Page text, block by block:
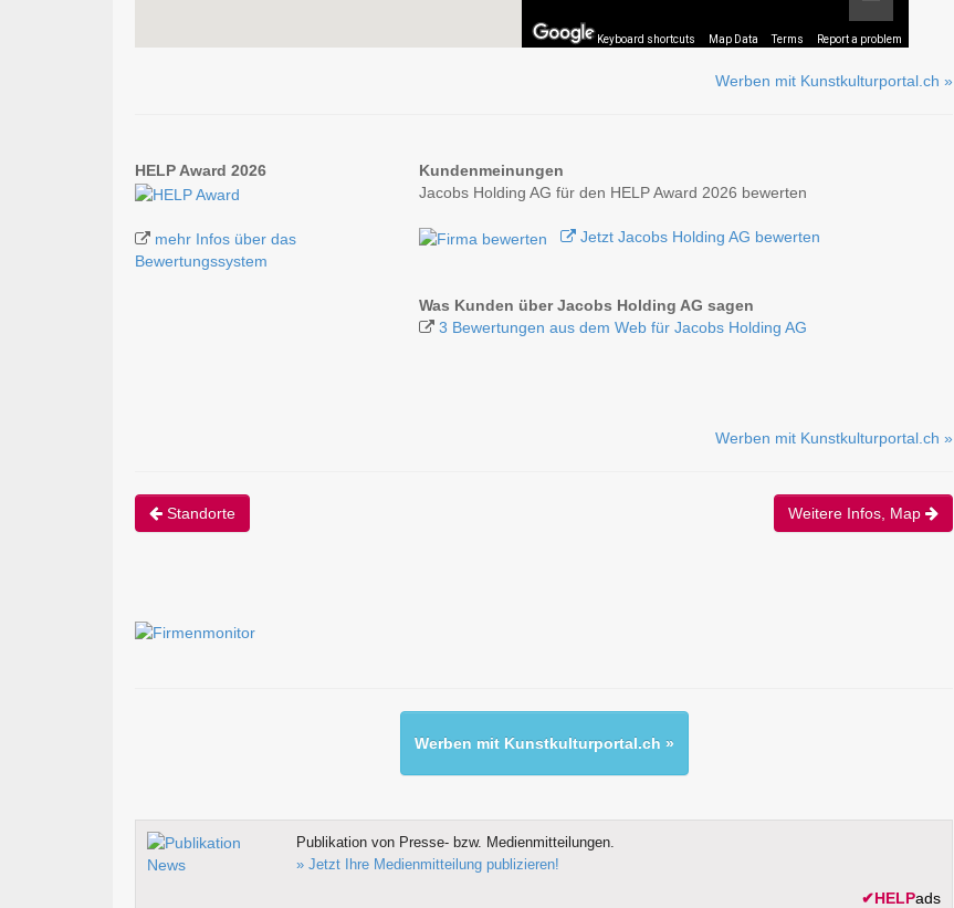
Keyboard shortcuts Map Data Terms Report a problem
Werben mit Kunstkulturportal.ch »
HELP Award 2026
mehr Infos über das
Bewertungssystem
Kundenmeinungen
Jacobs Holding AG für den HELP Award 2026 bewerten
Jetzt Jacobs Holding AG bewerten
Was Kunden über Jacobs Holding AG sagen
3 Bewertungen aus dem Web für Jacobs Holding AG
Werben mit Kunstkulturportal.ch »
Standorte Weitere Infos, Map
Werben mit Kunstkulturportal.ch »
Publikation von Presse- bzw. Medienmitteilungen.
» Jetzt Ihre Medienmitteilung publizieren!
✔HELPads